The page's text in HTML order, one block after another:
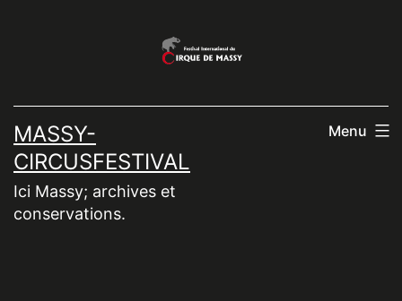
MASSY-
CIRCUSFESTIVAL
Ici Massy; archives et
conservations.
Menu